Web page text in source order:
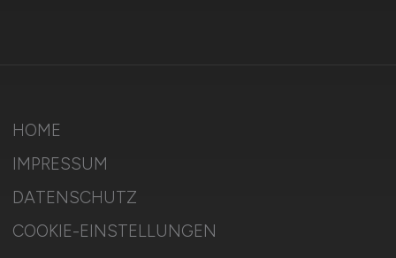
HOME
IMPRESSUM
DATENSCHUTZ
COOKIE-EINSTELLUNGEN